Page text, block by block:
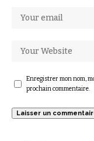
Enregistrer mon nom,
prochain commentaire.